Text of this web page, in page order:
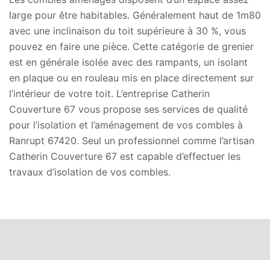
large pour être habitables. Généralement haut de 1m80
avec une inclinaison du toit supérieure à 30 %, vous
pouvez en faire une pièce. Cette catégorie de grenier
est en générale isolée avec des rampants, un isolant
en plaque ou en rouleau mis en place directement sur
l’intérieur de votre toit. L’entreprise Catherin
Couverture 67 vous propose ses services de qualité
pour l’isolation et l’aménagement de vos combles à
Ranrupt 67420. Seul un professionnel comme l’artisan
Catherin Couverture 67 est capable d’effectuer les
travaux d’isolation de vos combles.